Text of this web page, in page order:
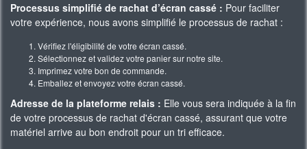
Processus simplifié de rachat d’écran cassé : Pour faciliter
votre expérience, nous avons simplifié le processus de rachat :
Vérifiez l'éligibilité de votre écran cassé.
Sélectionnez et validez votre panier sur notre site.
Imprimez votre bon de commande.
Emballez et envoyez votre écran cassé.
Adresse de la plateforme relais : Elle vous sera indiquée à la fin
de votre processus de rachat d'écran cassé, assurant que votre
matériel arrive au bon endroit pour un tri efficace.